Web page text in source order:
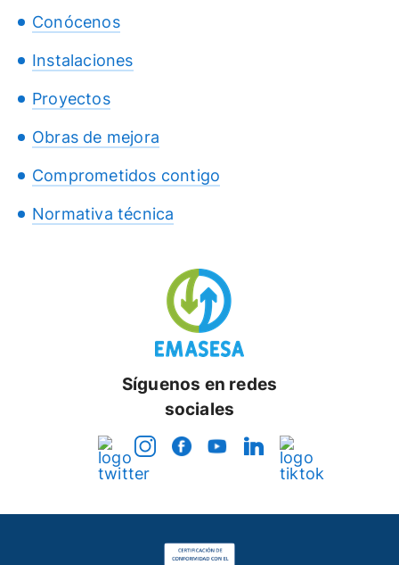
Conócenos
Instalaciones
Proyectos
Obras de mejora
Comprometidos contigo
Normativa técnica
Síguenos en redes
sociales